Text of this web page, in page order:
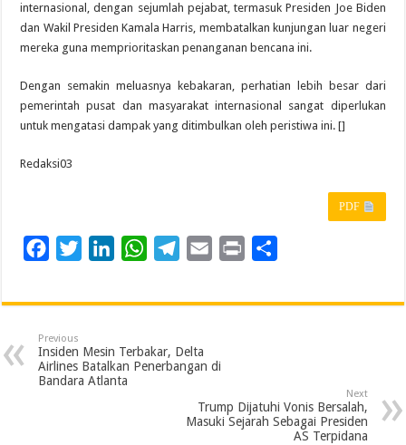
internasional, dengan sejumlah pejabat, termasuk Presiden Joe Biden
dan Wakil Presiden Kamala Harris, membatalkan kunjungan luar negeri
mereka guna memprioritaskan penanganan bencana ini.
Dengan semakin meluasnya kebakaran, perhatian lebih besar dari
pemerintah pusat dan masyarakat internasional sangat diperlukan
untuk mengatasi dampak yang ditimbulkan oleh peristiwa ini. []
Redaksi03
PDF
c
b
o
i
t
e
n
e
d
W
a
s
A
l
g
r
m
a
i
a
Previous
Insiden Mesin Terbakar, Delta
Airlines Batalkan Penerbangan di
Bandara Atlanta
Next
Trump Dijatuhi Vonis Bersalah,
Masuki Sejarah Sebagai Presiden
AS Terpidana